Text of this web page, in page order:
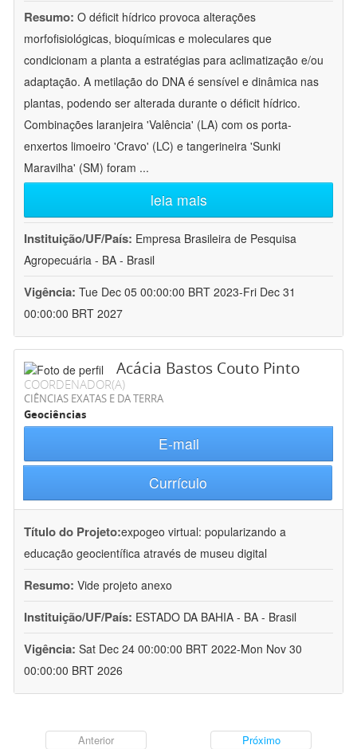
Resumo: O déficit hídrico provoca alterações
morfofisiológicas, bioquímicas e moleculares que
condicionam a planta a estratégias para aclimatização e/ou
adaptação. A metilação do DNA é sensível e dinâmica nas
plantas, podendo ser alterada durante o déficit hídrico.
Combinações laranjeira 'Valência' (LA) com os porta-
enxertos limoeiro 'Cravo' (LC) e tangerineira 'Sunki
Maravilha' (SM) foram ...
leia mais
Instituição/UF/País: Empresa Brasileira de Pesquisa
Agropecuária - BA - Brasil
Vigência: Tue Dec 05 00:00:00 BRT 2023-Fri Dec 31
00:00:00 BRT 2027
Acácia Bastos Couto Pinto
COORDENADOR(A)
CIÊNCIAS EXATAS E DA TERRA
Geociências
E-mail
Currículo
Título do Projeto:expogeo virtual: popularizando a
educação geocientífica através de museu digital
Resumo: Vide projeto anexo
Instituição/UF/País: ESTADO DA BAHIA - BA - Brasil
Vigência: Sat Dec 24 00:00:00 BRT 2022-Mon Nov 30
00:00:00 BRT 2026
Anterior Próximo